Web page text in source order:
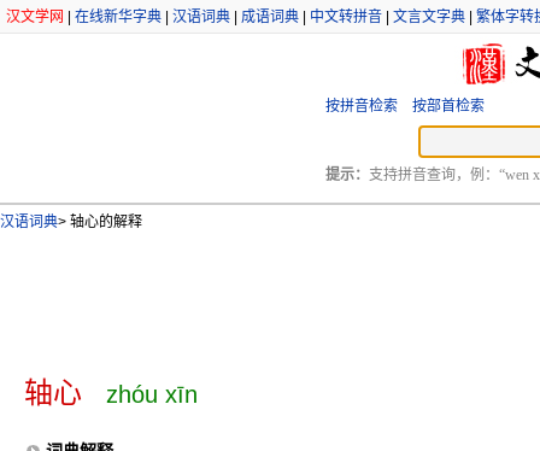
汉文学网 在线新华字典 汉语词典 成语词典 中文转拼音 文言文字典 繁体字转
按拼音检索 按部首检索
提示： 支持拼音查询，例：“wen
汉语词典> 轴心的解释
轴心 zhóu xīn